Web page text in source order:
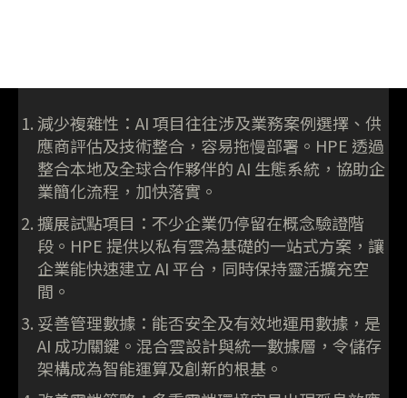
減少複雜性：AI 項目往往涉及業務案例選擇、供
應商評估及技術整合，容易拖慢部署。HPE 透過
整合本地及全球合作夥伴的 AI 生態系統，協助企
業簡化流程，加快落實。
擴展試點項目：不少企業仍停留在概念驗證階
段。HPE 提供以私有雲為基礎的一站式方案，讓
企業能快速建立 AI 平台，同時保持靈活擴充空
間。
妥善管理數據：能否安全及有效地運用數據，是
AI 成功關鍵。混合雲設計與統一數據層，令儲存
架構成為智能運算及創新的根基。